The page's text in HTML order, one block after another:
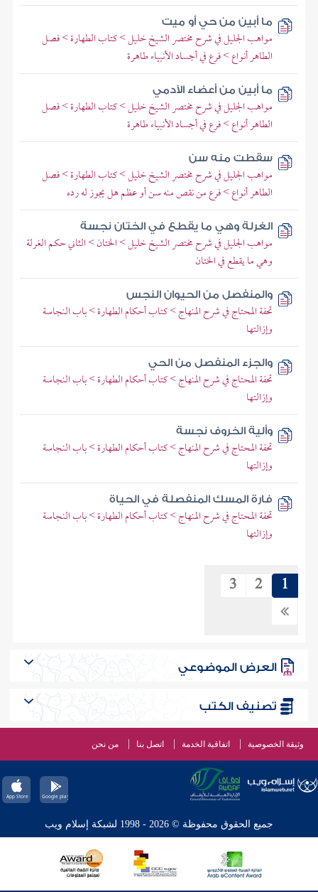
ما أبين من حي أو ميت
مواهب الجليل في شرح مختصر الشيخ خليل > كتاب الطهارة > فصل
الطاهر أنواع > فرع في أجساد الأنبياء طاهرة
ما أبين من أعضاء الآدمي
مواهب الجليل في شرح مختصر الشيخ خليل > كتاب الطهارة > فصل
الطاهر أنواع > فرع في أجساد الأنبياء طاهرة
سقطت منه سن
مواهب الجليل في شرح مختصر الشيخ خليل > كتاب الطهارة > فصل
الطاهر أنواع > فرع من نقص منه سن أو عظم هل يجوز له رده
الغرلة وهي ما يقطع في الختان نجسة
مواهب الجليل في شرح مختصر الشيخ خليل > الختان > الثاني حكم الغرلة
وهي ما يقطع في الختان
والمنفصل من الحيوان النجس
تحفة المحتاج في شرح المنهاج > كتاب أحكام الطهارة > باب النجاسة
وإزالتها
والجزء المنفصل من الحي
تحفة المحتاج في شرح المنهاج > كتاب أحكام الطهارة > باب النجاسة
وإزالتها
وألية الخروف نجسة
تحفة المحتاج في شرح المنهاج > كتاب أحكام الطهارة > باب النجاسة
وإزالتها
فارة المسك المنفصلة في الحياة
تحفة المحتاج في شرح المنهاج > كتاب أحكام الطهارة > باب النجاسة
وإزالتها
1
2
3
العرض الموضوعي
تصنيف الكتب
وثيقة الخصوصية اتفاقية الخدمة اتصل بنا من نحن
جميع الحقوق محفوظة © 2026 - 1998 لشبكة إسلام ويب